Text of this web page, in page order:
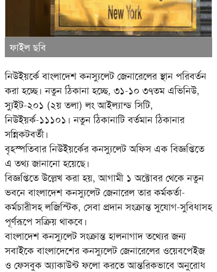
ফাইল ছবি
নিউইয়র্কে বাংলাদেশ কনস্যুলেট জেনারেলের স্থান পরিবর্তন
করা হচ্ছে। নতুন ঠিকানা হচ্ছে, ৩১-১০ ৩৭তম এভিনিউ,
স্যুইট-২০১ (২য় তলা) লং আইল্যান্ড সিটি,
নিউইয়র্ক-১১১০১। নতুন ঠিকানাটি বর্তমান ঠিকানার
সন্নিকটবর্তী।
বৃহস্পতিবার নিউইয়র্কের কনস্যুলেট অফিস এক বিজ্ঞপ্তিতে
এ তথ্য জানানো হয়েছে।
বিজ্ঞপ্তিতে উল্লেখ করা হয়, আগামী ১ অক্টোবর থেকে নতুন
ভবনে বাংলাদেশ কনস্যুলেট জেনারেল তার কর্মকর্তা-
কর্মচারীসহ লজিস্টিক, সেবা প্রদান সংক্রান্ত সুযোগ-সুবিধাসহ
পূর্ণরূপে সক্রিয় থাকবে।
বাংলাদেশ কনস্যুলেট সংক্রান্ত হালনাগাদ তথ্যের জন্য
সবাইকেবাংলাদেশের কনস্যুলেট জেনারেলের ওয়েবপেইজ
ও ফেসবুক অ্যাকাউন্টফলো করতে আন্তরিকভাবে অনুরোধ